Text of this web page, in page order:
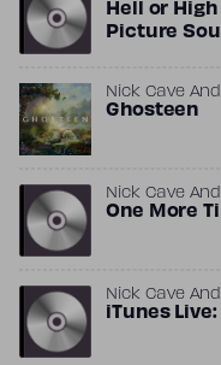
Hell or
Picture
Nick Cave
Ghosteen
Nick Cave
One More
Nick Cave
iTunes